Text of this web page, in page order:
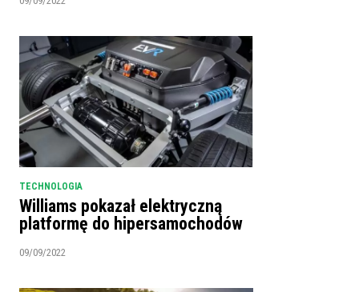
TECHNOLOGIA
Williams pokazał elektryczną
platformę do hipersamochodów
09/09/2022